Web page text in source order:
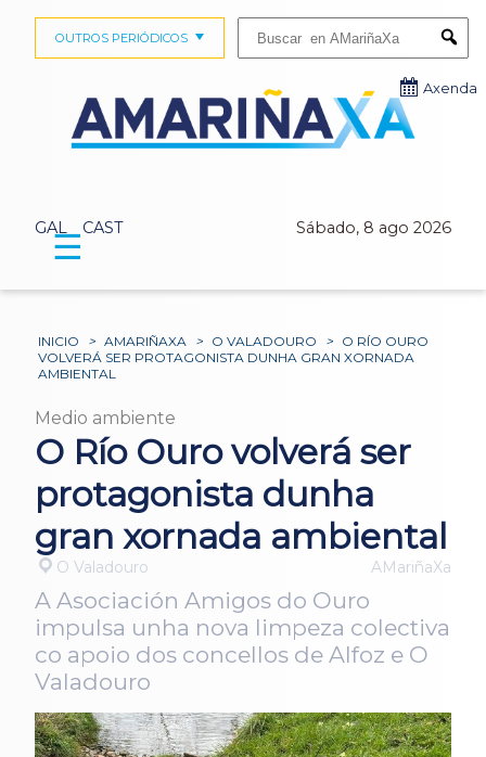
GAL CAST Sábado, 8 ago 2026
OUTROS PERIÓDICOS
Axenda
☰
INICIO > AMARIÑAXA > O VALADOURO > O RÍO OURO
VOLVERÁ SER PROTAGONISTA DUNHA GRAN XORNADA
AMBIENTAL
Medio ambiente
O Río Ouro volverá ser
protagonista dunha
gran xornada ambiental
O Valadouro AMariñaXa
A Asociación Amigos do Ouro
impulsa unha nova limpeza colectiva
co apoio dos concellos de Alfoz e O
Valadouro